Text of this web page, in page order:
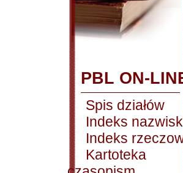
PBL ON-
Spis działów
Indeks nazwisk
Indeks
Kartoteka